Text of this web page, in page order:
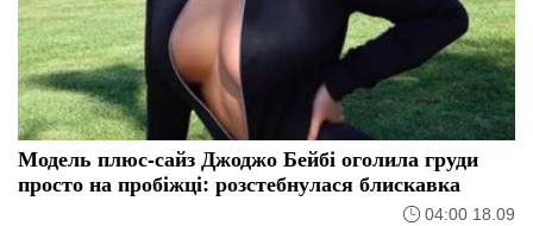
Модель плюс-сайз Джоджо Бейбі оголила груди
просто на пробіжці: розстебнулася блискавка
04:00 18.09